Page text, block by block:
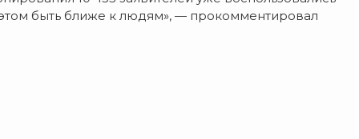
быть ближе к людям», — прокомментировал